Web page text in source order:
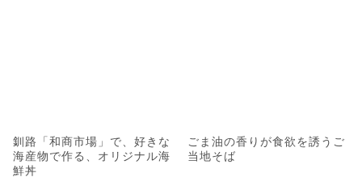
釧路「和商市場」で、好きな
海産物で作る、オリジナル海
鮮丼
ごま油の香りが食欲を誘うご
当地そば